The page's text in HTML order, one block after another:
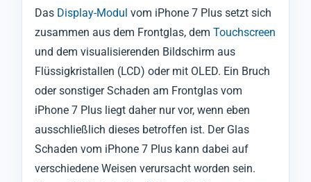
Das Display-Modul vom iPhone 7 Plus setzt sich
zusammen aus dem Frontglas, dem Touchscreen
und dem visualisierenden Bildschirm aus
Flüssigkristallen (LCD) oder mit OLED. Ein Bruch
oder sonstiger Schaden am Frontglas vom
iPhone 7 Plus liegt daher nur vor, wenn eben
ausschließlich dieses betroffen ist. Der Glas
Schaden vom iPhone 7 Plus kann dabei auf
verschiedene Weisen verursacht worden sein.